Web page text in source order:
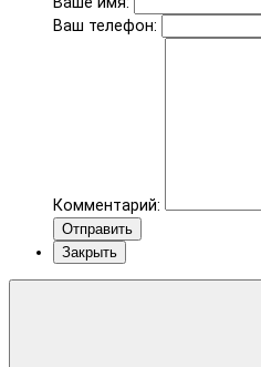
Ваш телефон:
Комментарий:
Отправить
Закрыть